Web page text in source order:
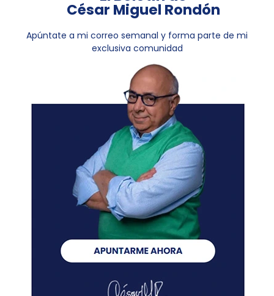
César Miguel Rondón
Apúntate a mi correo semanal y forma parte de mi
exclusiva comunidad